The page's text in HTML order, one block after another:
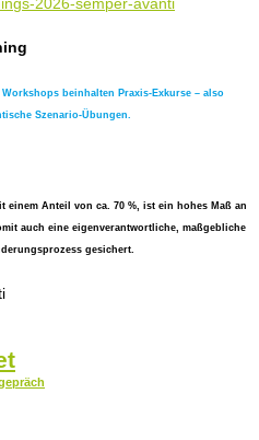
beinhalten Praxis-Exkurse – also
Szenario-Übungen.
einem Anteil von ca. 70 %, ist ein hohes Maß an
auch eine eigenverantwortliche, maßgebliche
gesichert.